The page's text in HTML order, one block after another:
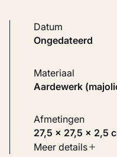
Datum
ongedateerd
Materiaal
Aardewerk
Afmetingen
27,5 × 27,5 × 2,5
Soort werk
Meer details